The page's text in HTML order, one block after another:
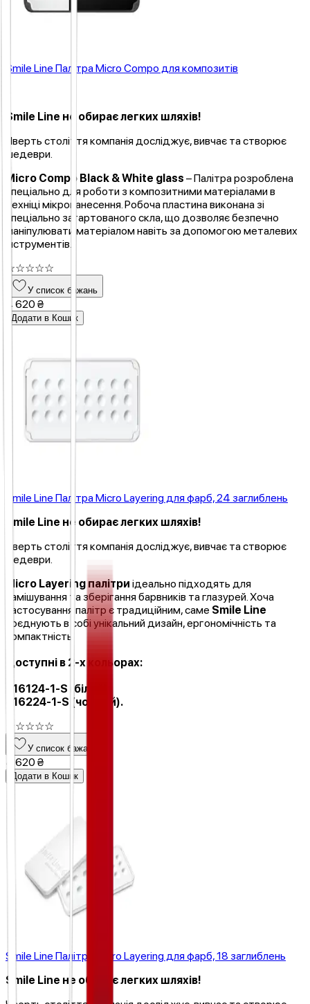
Smile Line Палітра Micro Compo для композитів
Smile Line не обирає легких шляхів!
Чверть століття компанія досліджує, вивчає та створює
шедеври.
Micro Compo Black & White glass –Палітра розроблена
спеціально для роботи з композитними матеріалами в
техніці мікронанесення. Робоча пластина виконана зі
спеціально загартованого скла, що дозволяє безпечно
маніпулювати матеріалом навіть за допомогою металевих
інструментів.
☆☆☆☆☆
У список бажань
4 620 ₴
Додати в Кошик
Smile Line Палітра Micro Layering для фарб, 24 заглиблень
Smile Line не обирає легких шляхів!
Чверть століття компанія досліджує, вивчає та створює
шедеври.
Micro Layering палітри ідеально підходять для
замішування та зберігання барвників та глазурей. Хоча
застосування палітр є традиційним, саме Smile Line
поєднують в собі унікальний дизайн, ергономічність та
компактність.
Доступні в 2-х кольорах:
- 16124-1-S (білий);
- 16224-1-S (чорний).
☆☆☆☆
У список бажань
4 620 ₴
Додати в Кошик
Smile Line Палітра Micro Layering для фарб, 18 заглиблень
Smile Line не обирає легких шляхів!